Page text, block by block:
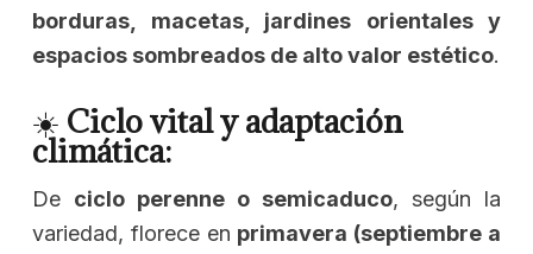
borduras, macetas, jardines orientales y
espacios sombreados de alto valor estético.
☀️ Ciclo vital y adaptación
climática:
De ciclo perenne o semicaduco, según la
variedad, florece en primavera (septiembre a